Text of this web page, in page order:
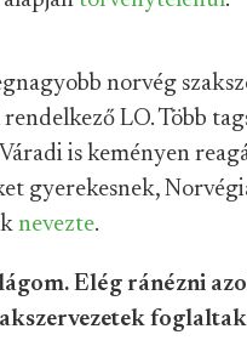
norvég
LO. Több
is keményen
gyerekesnek,
nevezte.
Elég ránézni
foglaltak